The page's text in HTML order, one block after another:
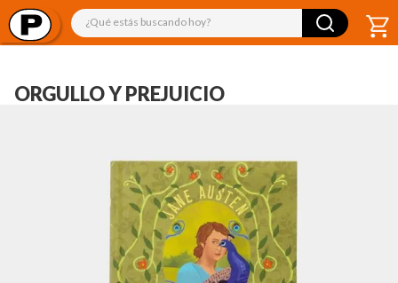
¿Qué estás buscando hoy?
ORGULLO Y PREJUICIO